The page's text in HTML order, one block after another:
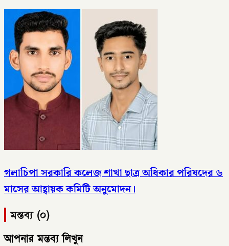
গলাচিপা সরকারি কলেজ শাখা ছাত্র অধিকার পরিষদের ৬
মাসের আহ্বায়ক কমিটি অনুমোদন।
মন্তব্য (০)
আপনার মন্তব্য লিখুন